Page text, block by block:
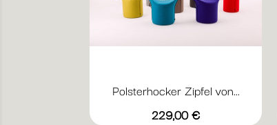
Polsterhocker Zipfel von...
Preis
229,00 €
Vorschau
Anthrazit
BlauBraunGelb